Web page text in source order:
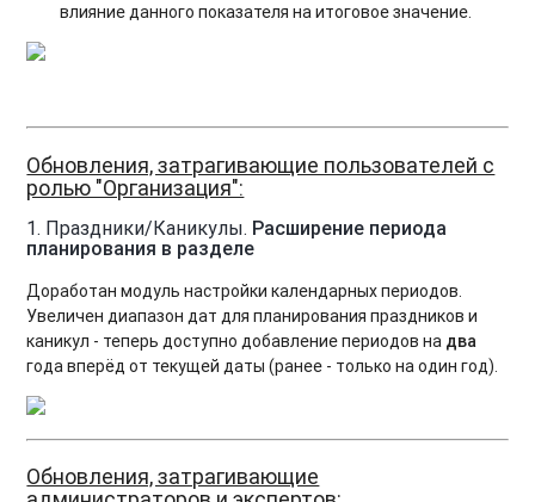
влияние данного показателя на итоговое значение.
Обновления, затрагивающие пользователей с
ролью "Организация":
1. Праздники/Каникулы. Расширение периода
планирования в разделе
Доработан модуль настройки календарных периодов.
Увеличен диапазон дат для планирования праздников и
каникул - теперь доступно добавление периодов на два
года вперёд от текущей даты (ранее - только на один год).
Обновления, затрагивающие